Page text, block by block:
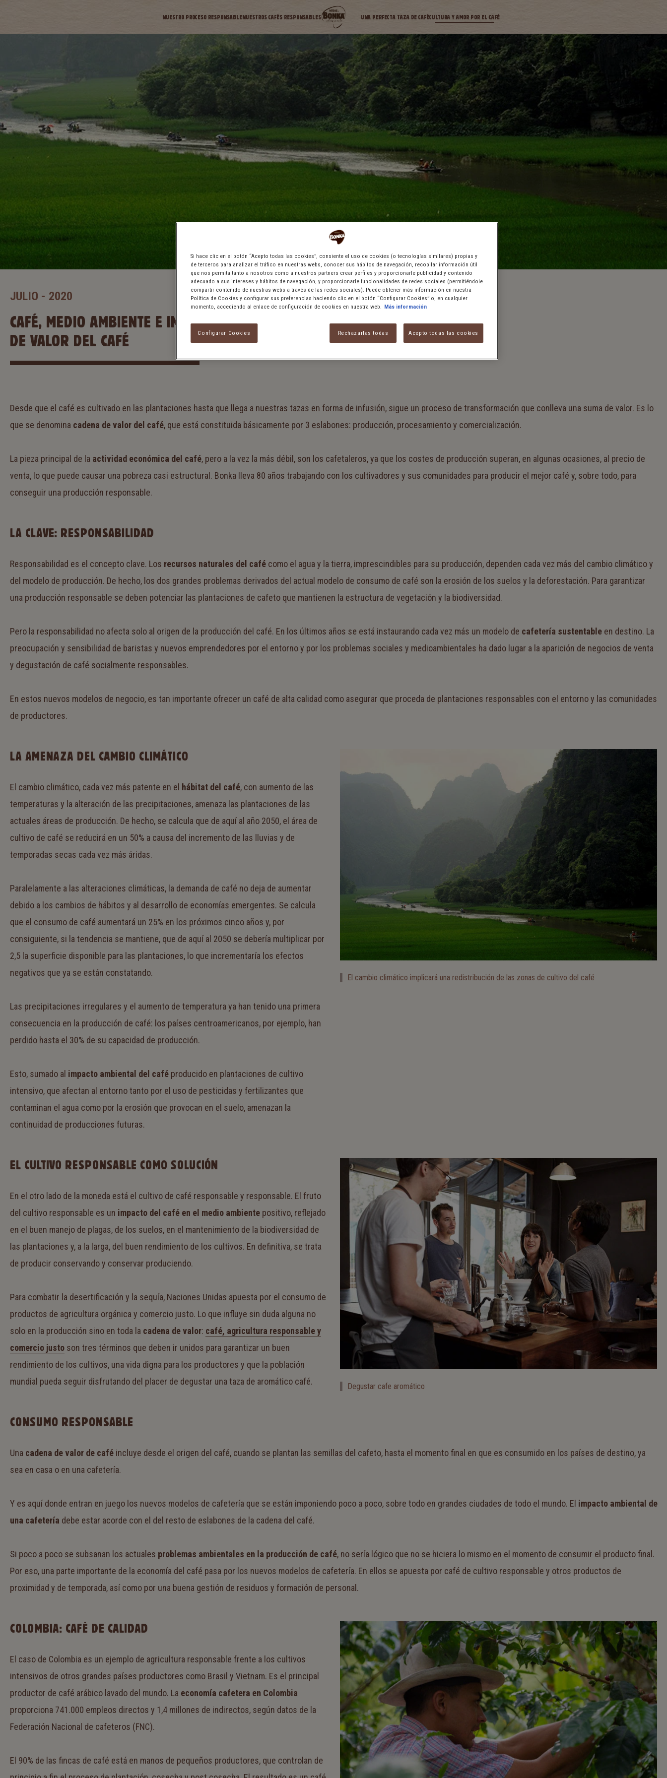
NUESTRO PROCESO RESPONSABLE NUESTROS CAFÉS RESPONSABLES UNA PERFECTA TAZA DE CAFÉCULTURA Y AMOR POR EL CAFÉ
JULIO - 2020
CAFÉ, MEDIO AMBIENTE E IMPACTO ECONÓMICO: LA CADENA
DE VALOR DEL CAFÉ
Desde que el café es cultivado en las plantaciones hasta que llega a nuestras tazas en forma de infusión, sigue un proceso de transformación que conlleva una suma de valor. Es lo
que se denomina cadena de valor del café, que está constituida básicamente por 3 eslabones: producción, procesamiento y comercialización.
La pieza principal de la actividad económica del café, pero a la vez la más débil, son los cafetaleros, ya que los costes de producción superan, en algunas ocasiones, al precio de
venta, lo que puede causar una pobreza casi estructural. Bonka lleva 80 años trabajando con los cultivadores y sus comunidades para producir el mejor café y, sobre todo, para
conseguir una producción responsable.
LA CLAVE: RESPONSABILIDAD
Responsabilidad es el concepto clave. Los recursos naturales del cafécomo el agua y la tierra, imprescindibles para su producción, dependen cada vez más del cambio climático y
del modelo de producción. De hecho, los dos grandes problemas derivados del actual modelo de consumo de café son la erosión de los suelos y la deforestación. Para garantizar
una producción responsable se deben potenciar las plantaciones de cafeto que mantienen la estructura de vegetación y la biodiversidad.
Pero la responsabilidad no afecta solo al origen de la producción del café. En los últimos años se está instaurando cada vez más un modelo de cafetería sustentableen destino. La
preocupación y sensibilidad de baristas y nuevos emprendedores por el entorno y por los problemas sociales y medioambientales ha dado lugar a la aparición de negocios de venta
y degustación de café socialmente responsables.
En estos nuevos modelos de negocio, es tan importante ofrecer un café de alta calidad como asegurar que proceda de plantaciones responsables con el entorno y las comunidades
de productores.
LA AMENAZA DEL CAMBIO CLIMÁTICO
El cambio climático, cada vez más patente en el hábitat del café, con aumento de las
temperaturas y la alteración de las precipitaciones, amenaza las plantaciones de las
actuales áreas de producción. De hecho, se calcula que de aquí al año 2050, el área de
cultivo de café se reducirá en un 50% a causa del incremento de las lluvias y de
temporadas secas cada vez más áridas.
Paralelamente a las alteraciones climáticas, la demanda de café no deja de aumentar
debido a los cambios de hábitos y al desarrollo de economías emergentes. Se calcula
que el consumo de café aumentará un 25% en los próximos cinco años y, por
consiguiente, si la tendencia se mantiene, que de aquí al 2050 se debería multiplicar por
2,5 la superficie disponible para las plantaciones, lo que incrementaría los efectos
negativos que ya se están constatando.
Las precipitaciones irregulares y el aumento de temperatura ya han tenido una primera
consecuencia en la producción de café: los países centroamericanos, por ejemplo, han
perdido hasta el 30% de su capacidad de producción.
Esto, sumado al impacto ambiental del caféproducido en plantaciones de cultivo
intensivo, que afectan al entorno tanto por el uso de pesticidas y fertilizantes que
contaminan el agua como por la erosión que provocan en el suelo, amenazan la
continuidad de producciones futuras.
El cambio climático implicará una redistribución de las zonas de cultivo del café
EL CULTIVO RESPONSABLE COMO SOLUCIÓN
En el otro lado de la moneda está el cultivo de café responsable y responsable. El fruto
del cultivo responsable es un impacto del café en el medio ambientepositivo, reflejado
en el buen manejo de plagas, de los suelos, en el mantenimiento de la biodiversidad de
las plantaciones y, a la larga, del buen rendimiento de los cultivos. En definitiva, se trata
de producir conservando y conservar produciendo.
Para combatir la desertificación y la sequía, Naciones Unidas apuesta por el consumo de
productos de agricultura orgánica y comercio justo. Lo que influye sin duda alguna no
solo en la producción sino en toda la cadena de valor: café, agricultura responsable y
comercio justoson tres términos que deben ir unidos para garantizar un buen
rendimiento de los cultivos, una vida digna para los productores y que la población
mundial pueda seguir disfrutando del placer de degustar una taza de aromático café.
Degustar cafe aromático
CONSUMO RESPONSABLE
Una cadena de valor de caféincluye desde el origen del café, cuando se plantan las semillas del cafeto, hasta el momento final en que es consumido en los países de destino, ya
sea en casa o en una cafetería.
Y es aquí donde entran en juego los nuevos modelos de cafetería que se están imponiendo poco a poco, sobre todo en grandes ciudades de todo el mundo. El impacto ambiental de
una cafetería debe estar acorde con el del resto de eslabones de la cadena del café.
Si poco a poco se subsanan los actuales problemas ambientales en la producción de café, no sería lógico que no se hiciera lo mismo en el momento de consumir el producto final.
Por eso, una parte importante de la economía del café pasa por los nuevos modelos de cafetería. En ellos se apuesta por café de cultivo responsable y otros productos de
proximidad y de temporada, así como por una buena gestión de residuos y formación de personal.
COLOMBIA: CAFÉ DE CALIDAD
El caso de Colombia es un ejemplo de agricultura responsable frente a los cultivos
intensivos de otros grandes países productores como Brasil y Vietnam. Es el principal
productor de café arábico lavado del mundo. La economía cafetera en Colombia
proporciona 741.000 empleos directos y 1,4 millones de indirectos, según datos de la
Federación Nacional de cafeteros (FNC).
El 90% de las fincas de café está en manos de pequeños productores, que controlan de
Si hace clic en el botón “Acepto todas las cookies”, consiente el uso de cookies (o tecnologías similares) propias y
de terceros para analizar el tráfico en nuestras webs, conocer sus hábitos de navegación, recopilar información útil
que nos permita tanto a nosotros como a nuestros partners crear perfiles y proporcionarle publicidad y contenido
adecuado a sus intereses y hábitos de navegación, y proporcionarle funcionalidades de redes sociales (permitiéndole
compartir contenido de nuestras webs a través de las redes sociales). Puede obtener más información en nuestra
Política de Cookies y configurar sus preferencias haciendo clic en el botón “Configurar Cookies” o, en cualquier
momento, accediendo al enlace de configuración de cookies en nuestra web. Más información
Configurar Cookies Rechazarlas todas Acepto todas las cookies